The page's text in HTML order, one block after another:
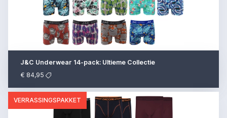
J&C Underwear 14-pack: Ultieme Collectie
€ 84,95
VERRASSINGSPAKKET